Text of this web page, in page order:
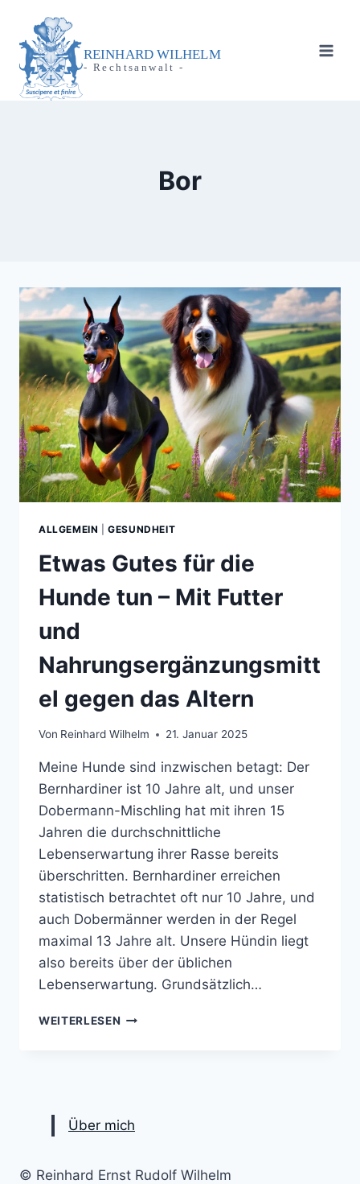
Inhalt
springen
REINHARD WILHELM
- Rechtsanwalt -
Bor
ALLGEMEIN |GESUNDHEIT
Etwas Gutes für die
Hunde tun – Mit Futter
und
Nahrungsergänzungsmitt
el gegen das Altern
Von Reinhard Wilhelm 21. Januar 2025
Meine Hunde sind inzwischen betagt: Der
Bernhardiner ist 10 Jahre alt, und unser
Dobermann-Mischling hat mit ihren 15
Jahren die durchschnittliche
Lebenserwartung ihrer Rasse bereits
überschritten. Bernhardiner erreichen
statistisch betrachtet oft nur 10 Jahre, und
auch Dobermänner werden in der Regel
maximal 13 Jahre alt. Unsere Hündin liegt
also bereits über der üblichen
Lebenserwartung. Grundsätzlich…
WEITERLESEN ETWAS
MIT
UND
Über mich
© Reinhard Ernst Rudolf Wilhelm